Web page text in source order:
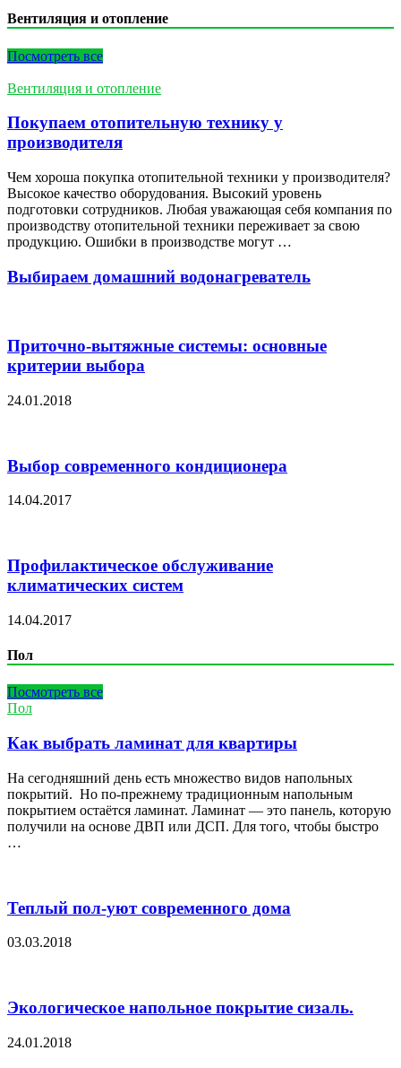
Вентиляция и отопление
Посмотреть все
Вентиляция и отопление
Покупаем отопительную технику у
производителя
Чем хороша покупка отопительной техники у производителя?
Высокое качество оборудования. Высокий уровень
подготовки сотрудников. Любая уважающая себя компания по
производству отопительной техники переживает за свою
продукцию. Ошибки в производстве могут …
Выбираем домашний водонагреватель
Приточно-вытяжные системы: основные
критерии выбора
24.01.2018
Выбор современного кондиционера
14.04.2017
Профилактическое обслуживание
климатических систем
14.04.2017
Пол
Посмотреть все
Пол
Как выбрать ламинат для квартиры
На сегодняшний день есть множество видов напольных
покрытий. Но по-прежнему традиционным напольным
покрытием остаётся ламинат. Ламинат — это панель, которую
получили на основе ДВП или ДСП. Для того, чтобы быстро
…
Теплый пол-уют современного дома
03.03.2018
Экологическое напольное покрытие сизаль.
24.01.2018